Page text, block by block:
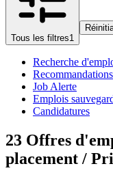
Tous les filtres1
Recherche
Job Alerte
Emplois
Candidatures
23 Offres
placement /